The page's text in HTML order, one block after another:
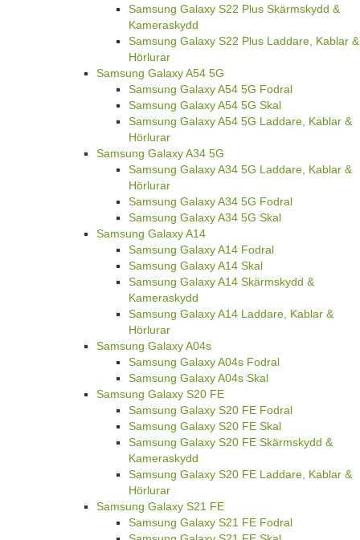
Samsung Galaxy S22 Plus Skärmskydd &
Kameraskydd
Samsung Galaxy S22 Plus Laddare, Kablar &
Hörlurar
Samsung Galaxy A54 5G
Samsung Galaxy A54 5G Fodral
Samsung Galaxy A54 5G Skal
Samsung Galaxy A54 5G Laddare, Kablar &
Hörlurar
Samsung Galaxy A34 5G
Samsung Galaxy A34 5G Laddare, Kablar &
Hörlurar
Samsung Galaxy A34 5G Fodral
Samsung Galaxy A34 5G Skal
Samsung Galaxy A14
Samsung Galaxy A14 Fodral
Samsung Galaxy A14 Skal
Samsung Galaxy A14 Skärmskydd &
Kameraskydd
Samsung Galaxy A14 Laddare, Kablar &
Hörlurar
Samsung Galaxy A04s
Samsung Galaxy A04s Fodral
Samsung Galaxy A04s Skal
Samsung Galaxy S20 FE
Samsung Galaxy S20 FE Fodral
Samsung Galaxy S20 FE Skal
Samsung Galaxy S20 FE Skärmskydd &
Kameraskydd
Samsung Galaxy S20 FE Laddare, Kablar &
Hörlurar
Samsung Galaxy S21 FE
Samsung Galaxy S21 FE Fodral